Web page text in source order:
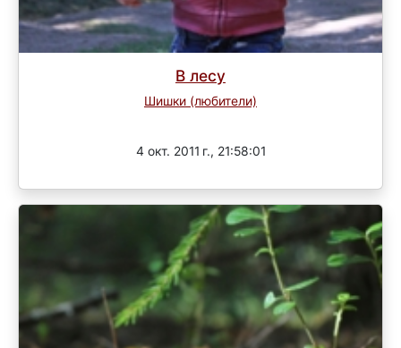
В лесу
Шишки (любители)
4 окт. 2011 г., 21:58:01